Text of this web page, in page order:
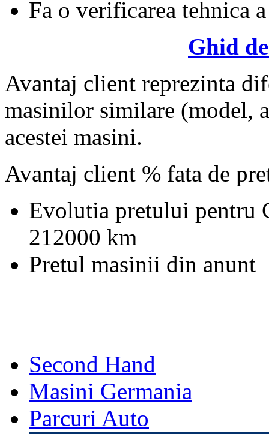
Fa o verificarea tehnica
Ghid
Avantaj client reprezinta
masinilor similare (model,
acestei masini.
Avantaj client % fata de
Evolutia pretului pentru
212000 km
Pretul masinii din anunt
Second Hand
Masini Germania
Parcuri Auto